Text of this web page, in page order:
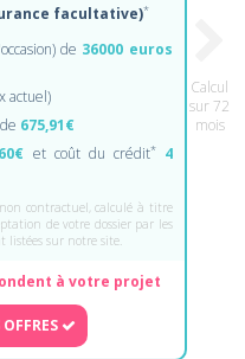
facultative)*
de 36000 euros
actuel)
675,91€
et coût du crédit*
4
contractuel, calculé à titre
de votre dossier par les
listées sur notre site.
à votre projet
Calcul
sur 72
mois